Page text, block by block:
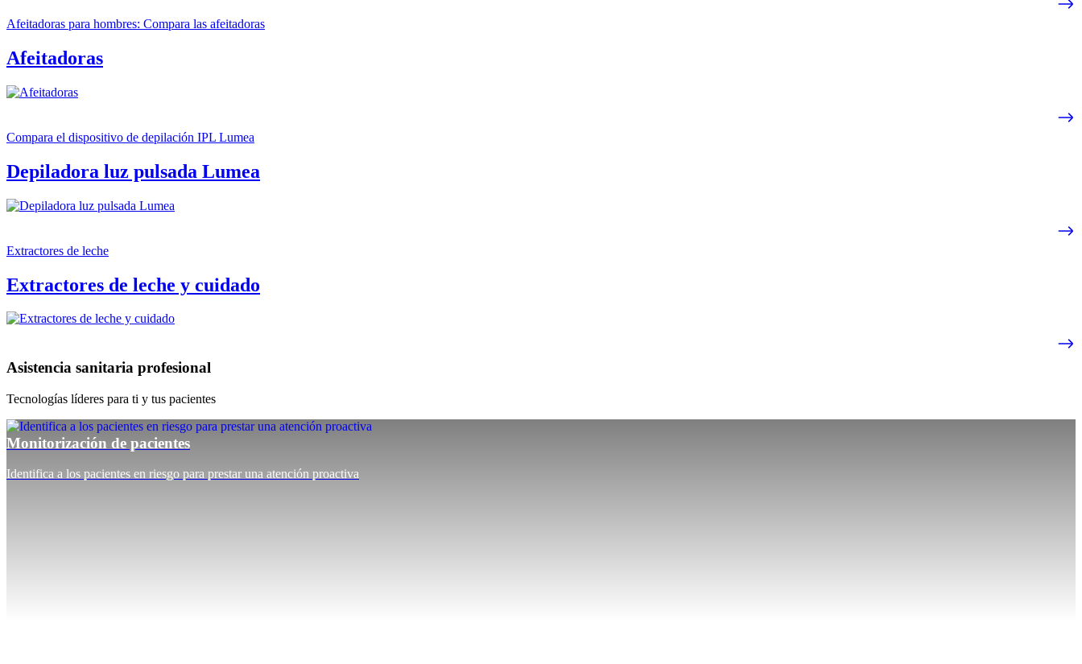
Afeitadoras para hombres: Compara las afeitadoras
Afeitadoras
Compara el dispositivo de depilación IPL Lumea
Depiladora luz pulsada Lumea
Extractores de leche
Extractores de leche y cuidado
Asistencia sanitaria profesional
Tecnologías líderes para ti y tus pacientes
Monitorización de pacientes
Identifica a los pacientes en riesgo para prestar una atención proactiva